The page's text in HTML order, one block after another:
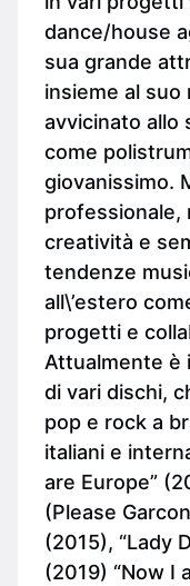
dance/house
sua grande
insieme al
avvicinato allo
come
giovanissimo.
professionale,
creatività e
tendenze
all\’estero
progetti e
Attualmente è
di vari dischi,
pop e rock a
italiani e
are Europe”
(Please
(2015), “Lady
(2019) “Now I